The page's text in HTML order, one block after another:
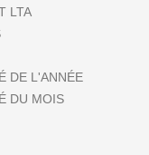
LTA
DE L'ANNÉE
DU MOIS